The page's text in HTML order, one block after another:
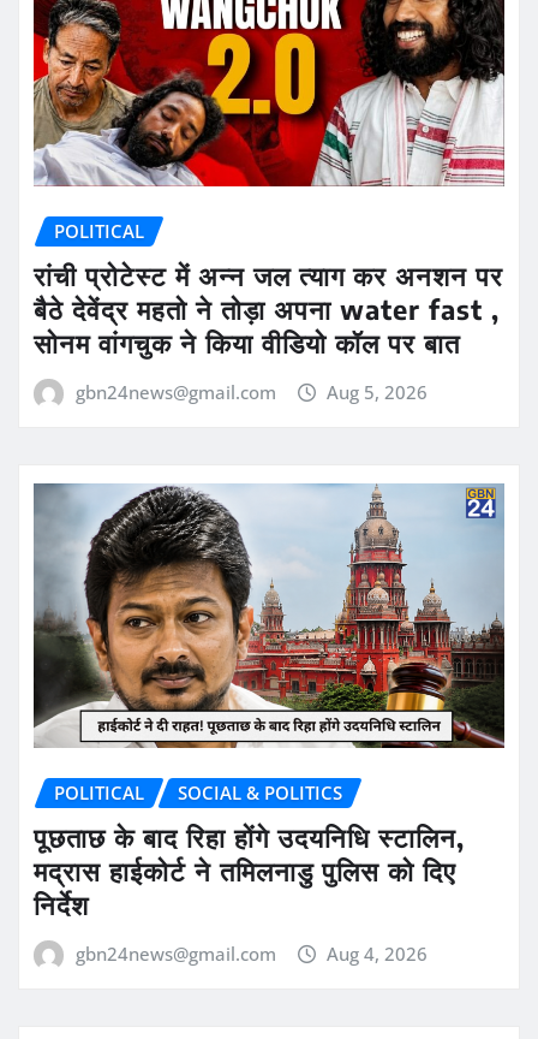
POLITICAL
रांची प्रोटेस्ट में अन्न जल त्याग कर अनशन पर
बैठे देवेंद्र महतो ने तोड़ा अपना water fast ,
सोनम वांगचुक ने किया वीडियो कॉल पर बात
gbn24news@gmail.com Aug 5, 2026
POLITICAL SOCIAL & POLITICS
पूछताछ के बाद रिहा होंगे उदयनिधि स्टालिन,
मद्रास हाईकोर्ट ने तमिलनाडु पुलिस को दिए
निर्देश
gbn24news@gmail.com Aug 4, 2026